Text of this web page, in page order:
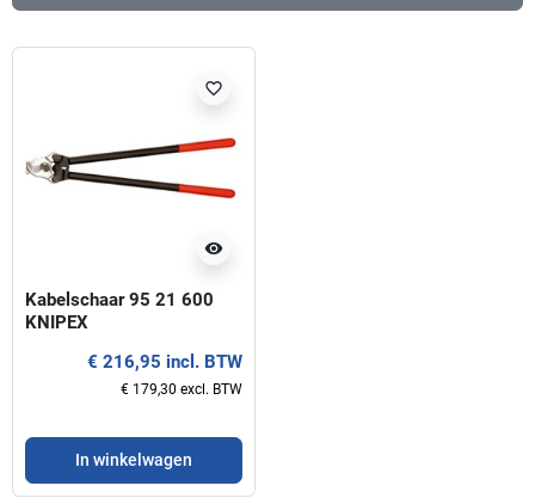
visibility
favorite_border
Kabelschaar 95 21 600
KNIPEX
€ 216,95 incl. BTW
€ 179,30 excl. BTW
In winkelwagen